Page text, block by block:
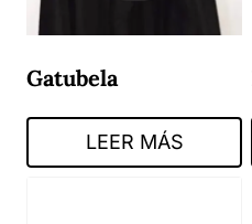
Gatubela
LEER MÁS